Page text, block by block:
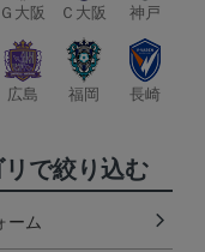
Ｇ大阪 Ｃ大阪 神戸
広島 福岡 長崎
リで絞り込む
ーム